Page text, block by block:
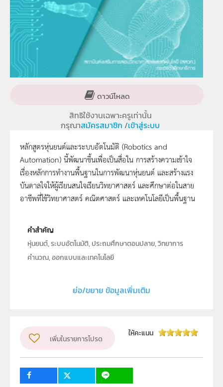
ดาวน์โหลด
สิทธิใช้งานเฉพาะครูเท่านั้น
กรุณาสมัครสมาชิก /เข้าสู่ระบบ
หลักสูตรหุ่นยนต์และระบบอัตโนมัติ (Robotics and
Automation) นี้พัฒนาขึ้นเพื่อเป็นสื่อใน การสร้างความเข้าใจ
เรื่องหลักการทำงานพื้นฐานในการพัฒนาหุ่นยนต์ และสร้างแรง
บันดาลใจให้ผู้เรียนสนใจเรียนวิทยาศาสตร์ และศึกษาต่อในสาย
อาชีพที่ใช้วิทยาศาสตร์ คณิตศาสตร์ และเทคโนโลยีเป็นพื้นฐาน
คำสำคัญ
หุ่นยนต์, ระบบอัตโนมัติ, ประถมศึกษาตอนปลาย, วิทยาการ
คำนวณ, ออกแบบและเทคโนโลยี
ฝ่ายบริหารเครือข่ายและพัฒนาครู
วิชา
อื่น ๆ
ระดับชั้น
ย่อ/ขยาย ข้อมูลเพิ่มเติม
เพิ่มในรายการโปรด
ให้คะแนน